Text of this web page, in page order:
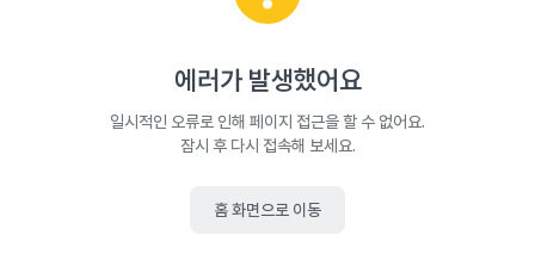
에러가 발생했어요
일시적인 오류로 인해 페이지 접근을 할 수 없어요.
잠시 후 다시 접속해 보세요.
홈 화면으로 이동